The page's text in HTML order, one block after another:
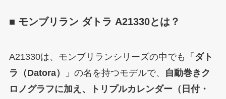
■ モンブリラン ダトラ A21330とは？
A21330は、モンブリランシリーズの中でも「 ダト
ラ（Datora）
」の名を持つモデルで、
自動巻きク
ロノグラフに加え、トリプルカレンダー（日付・